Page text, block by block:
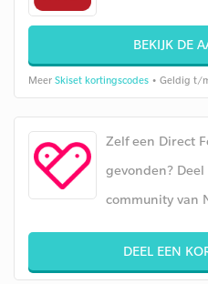
BEKIJK DE
Meer Skiset kortingscodes • Geldig t/
Zelf een Direct
gevonden?
community van
DEEL EEN